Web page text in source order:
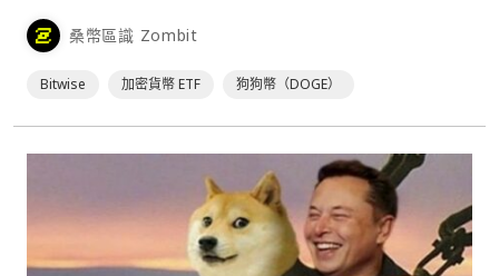
Eric Balchunas 在⋯
桑幣區識 Zombit
Bitwise 加密貨幣 ETF 狗狗幣（DOGE）